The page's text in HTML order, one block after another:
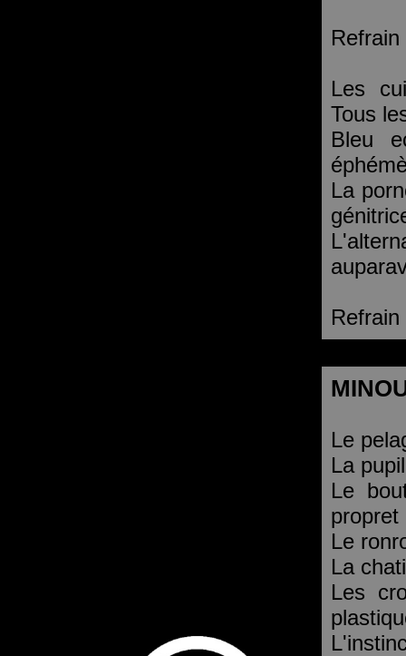
Refrain
Les
Tous
Bleu
La
Refrain
Le
La
Le
propret
Le
La
Les